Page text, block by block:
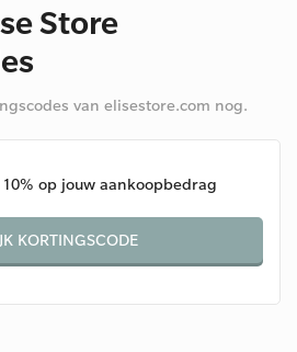
Store
van elisestore.com nog.
op jouw aankoopbedrag
KORTINGSCODE